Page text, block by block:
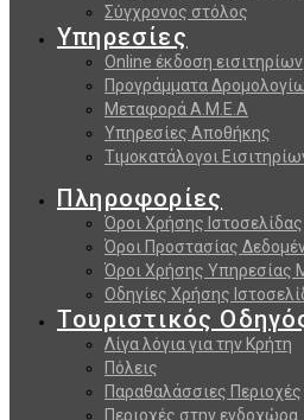
Σύγχρονος στόλος
Υπηρεσίες
Online έκδοση εισιτηρίων
Προγράμματα
Μεταφορά Α.Μ.Ε.Α
Υπηρεσίες Αποθήκης
Τιμοκατάλογοι
Πληροφορίες
Όροι Χρήσης Ιστοσελίδας
Όροι Προστασίας
Όροι Χρήσης Υπηρεσίας
Οδηγίες Χρήσης
Τουριστικός
Λίγα λόγια για την Κρήτη
Πόλεις
Παραθαλάσσιες Περιοχές
Περιοχές στην ενδοχώρα